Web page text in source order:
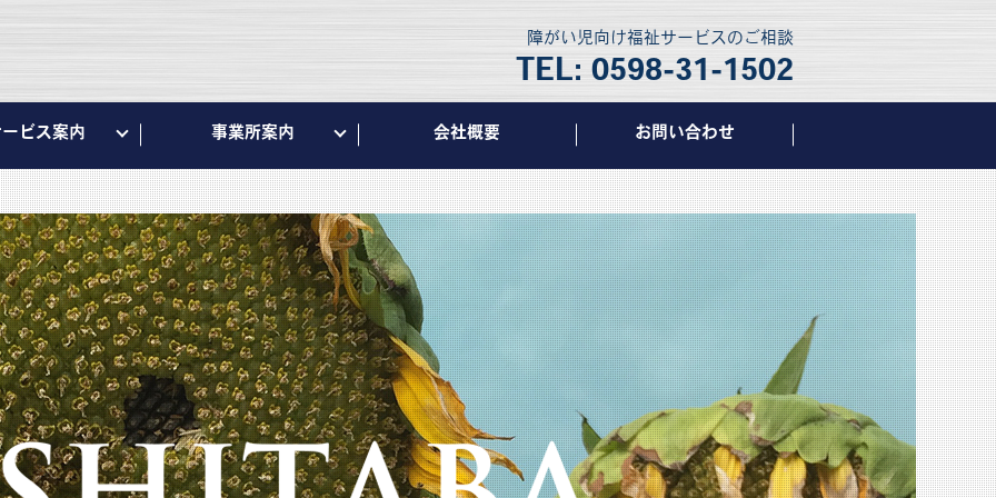
障がい児向け福祉サービスのご相談
TEL: 0598-31-1502
ビス案内 事業所案内 会社概要 お問い合わせ